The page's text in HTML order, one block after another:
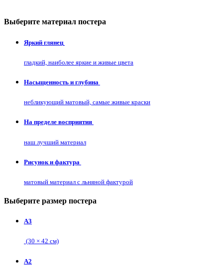
Выберите материал постера
Яркий глянец
гладкий, наиболее яркие и живые цвета
Насыщенность и глубина
небликующий матовый, самые живые краски
На пределе восприятия
наш лучший материал
Рисунок и фактура
матовый материал с льняной фактурой
Выберите размер постера
А3
(30 × 42 см)
А2